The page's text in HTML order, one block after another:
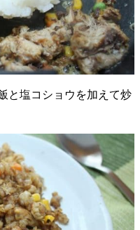
と塩コショウを加えて炒